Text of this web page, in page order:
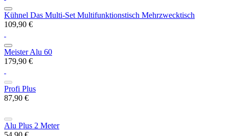
Kühnel Das Multi-Set Multifunktionstisch Mehrzwecktisch
109,90 €
Meister Alu 60
179,90 €
Profi Plus
87,90 €
Alu Plus 2 Meter